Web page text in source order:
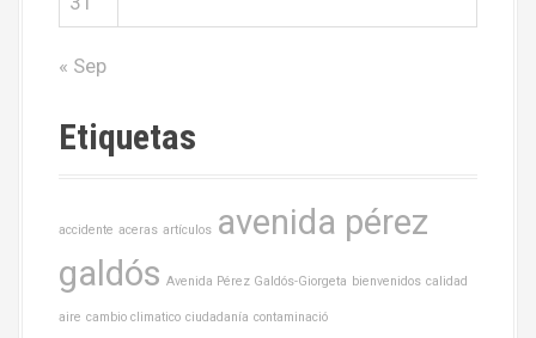
« Sep
Etiquetas
accidente aceras artículos avenida pérez
galdós Avenida Pérez Galdós-Giorgeta bienvenidos calidad
aire cambio climatico ciudadanía contaminació